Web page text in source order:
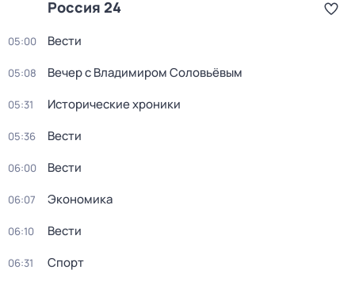
Россия 24
05:00 Вести
05:08 Вечер с Владимиром Соловьёвым
05:31 Исторические хроники
05:36 Вести
06:00 Вести
06:07 Экономика
06:10 Вести
06:31 Спорт